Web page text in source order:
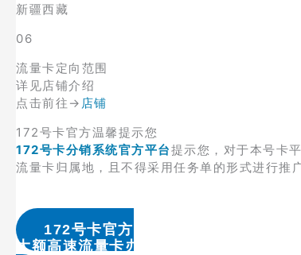
新疆西藏
06
流量卡定向范围
详见店铺介绍
点击前往→ 店铺
172号卡官方温馨提示您
172号卡分销系统官方平台提示您，对于本号卡
流量卡归属地，且不得采用任务单的形式进行推
172号卡官方
大额高速流量卡办理 & 流量卡代理加盟